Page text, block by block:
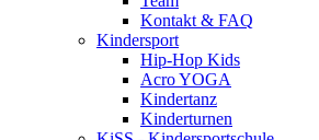
Kontakt & FAQ
Kindersport
Hip-Hop Kids
Acro YOGA
Kindertanz
Kinderturnen